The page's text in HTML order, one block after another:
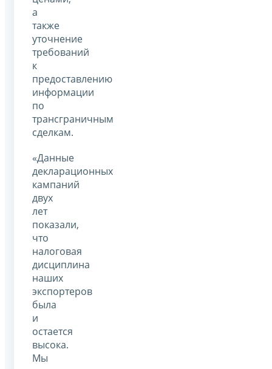
а
также
уточнение
требований
к
предоставлению
информации
по
трансграничным
сделкам.
«Данные
декларационных
кампаний
двух
лет
показали,
что
налоговая
дисциплина
наших
экспортеров
была
и
остается
высока.
Мы